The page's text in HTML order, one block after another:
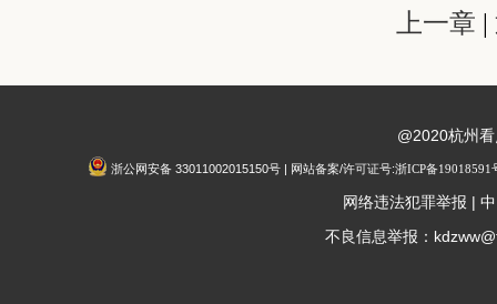
上一章 |
@2020杭州
浙公网安备 33011002015150号 | 网站备案/许可证号:浙ICP备19018591
网络违法犯罪举报 |
不良信息举报：